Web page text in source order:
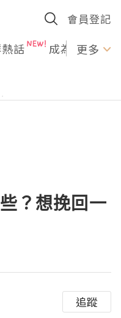
會員登記
話 成為U更多
？想挽回一
追蹤